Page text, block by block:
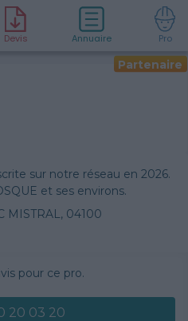
Devis Annuaire Pro
Partenaire
sur notre réseau en 2026.
et ses environs.
MISTRAL, 04100
pour ce pro.
20 03 20